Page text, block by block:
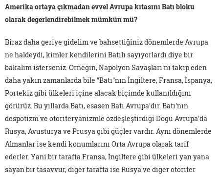
Amerika ortaya çıkmadan evvel Avrupa kıtasını Batı bloku
olarak değerlendirebilmek mümkün mü?
Biraz daha geriye gidelim ve bahsettiğiniz dönemlerde Avrupa
ne haldeydi, kimler kendilerini Batılı sayıyorlardı diye bir
bakalım isterseniz. Örneğin, Napolyon Savaşları'nı takip eden
daha yakın zamanlarda bile "Batı"nın İngiltere, Fransa, İspanya,
Portekiz gibi ülkeleri içine alacak biçimde kullanıldığını
görürüz. Bu yıllarda Batı, esasen Batı Avrupa'dır. Batı'nın
despotizm ve otoriteryanizmle özdeşleştirdiği Doğu Avrupa'da
Rusya, Avusturya ve Prusya gibi güçler vardır. Aynı dönemlerde
Almanlar ise kendi konumlarını Orta Avrupa olarak tarif
ederler. Yani bir tarafta Fransa, İngiltere gibi ülkeleri yan yana
sayan bir tasavvur, diğer tarafta ise Rusya ve diğer otoriter